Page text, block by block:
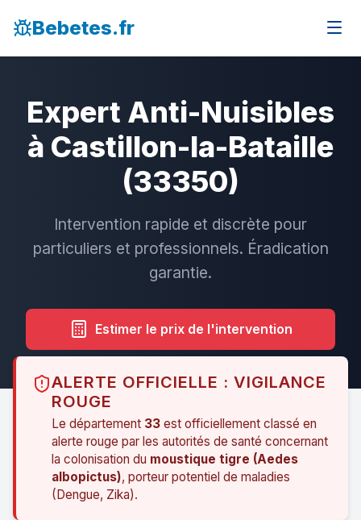
Bebetes.fr
Expert Anti-Nuisibles
à Castillon-la-Bataille
(33350)
Intervention rapide et discrète pour
particuliers et professionnels. Éradication
garantie.
Estimer le prix de l'intervention
ALERTE OFFICIELLE : VIGILANCE
ROUGE
Le département 33 est officiellement classé en
alerte rouge par les autorités de santé concernant
la colonisation du moustique tigre (Aedes
albopictus), porteur potentiel de maladies
(Dengue, Zika).